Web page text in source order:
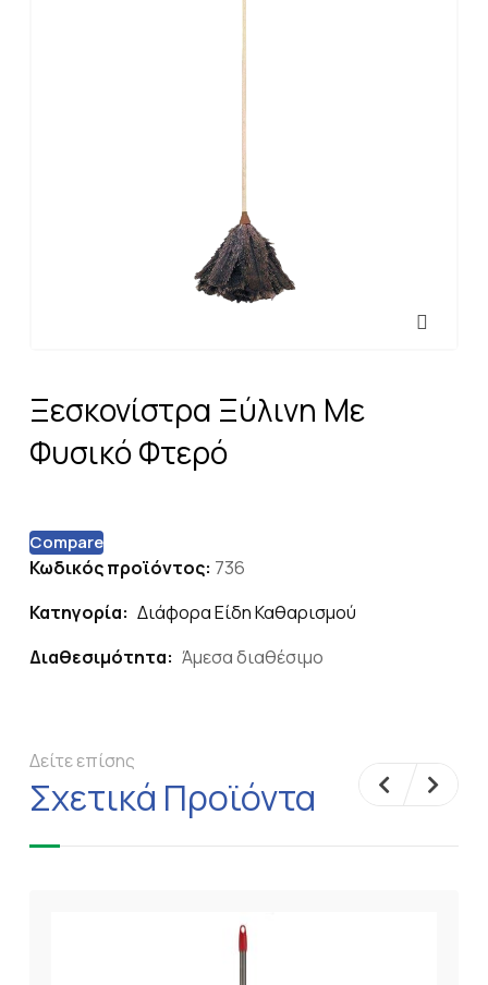
Ξεσκονίστρα Ξύλινη Με
Φυσικό Φτερό
Compare
Κωδικός προϊόντος: 736
Κατηγορία: Διάφορα Είδη Καθαρισμού
Διαθεσιμότητα: Άμεσα διαθέσιμο
Δείτε επίσης
Σχετικά Προϊόντα